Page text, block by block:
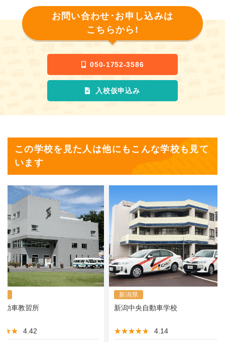
お問い合わせ･お申し込みは
こちらから!
050-1752-3586
入校仮申込み
この学校を見た人は他にもこんな学校も見て
います
動車教習所
4.42
新潟県
新潟中央自動車学校
★★★★★
★★★★★ 4.14